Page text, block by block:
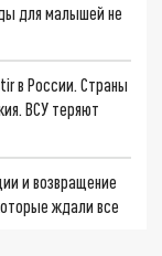
для малышей не
в России. Страны
ВСУ теряют
и возвращение
ждали все